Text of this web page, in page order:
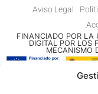
Aviso Legal
FINANCIADO POR LA
DIGITAL POR LOS
MECANISMO
© Guia Telefónica de